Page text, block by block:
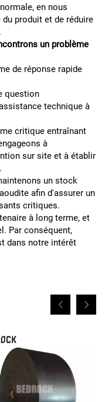
en nous
produit et de réduire
un problème
de réponse rapide
question
technique à
critique entraînant
à
sur site et à établir
un stock
afin d'assurer un
critiques.
à long terme, et
Par conséquent,
dans notre intérêt